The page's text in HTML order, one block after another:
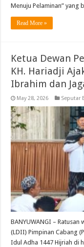
Menuju Pelaminan” yang
Read More »
Ketua Dewan
KH. Hariadji
Ibrahim dan
May 28, 2026 Seputar
BANYUWANGI –
(LDII) Pimpinan Cabang
Idul Adha 1447 Hijriah di